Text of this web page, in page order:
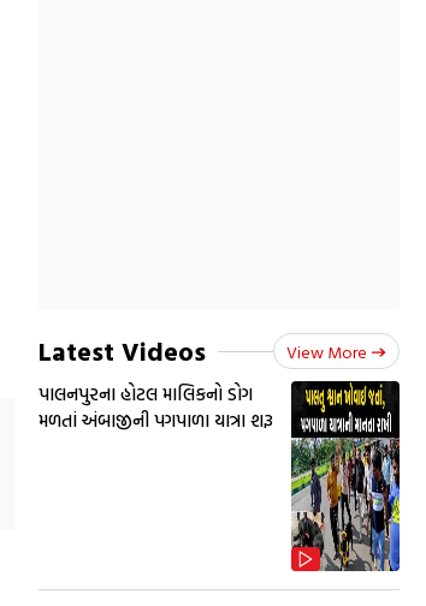
Latest Videos View More
પાલનપુરના હોટલ માલિકનો ડોગ
મળતાં અંબાજીની પગપાળા યાત્રા શરૂ